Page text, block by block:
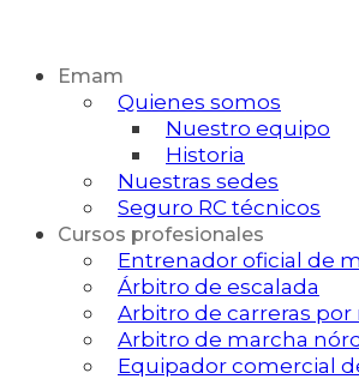
Emam
Quienes somos
Nuestro equipo
Historia
Nuestras sedes
Seguro RC técnicos
Cursos profesionales
Entrenador oficial de
Árbitro de escalada
Arbitro de carreras
Arbitro de marcha
Equipador comercial